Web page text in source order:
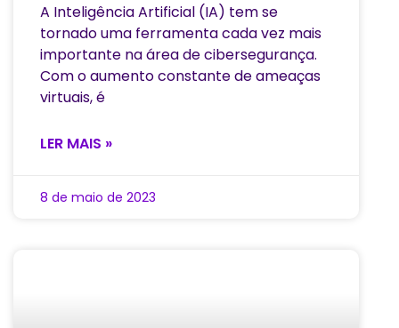
A Inteligência Artificial (IA) tem se
tornado uma ferramenta cada vez mais
importante na área de cibersegurança.
Com o aumento constante de ameaças
virtuais, é
LER MAIS »
8 de maio de 2023